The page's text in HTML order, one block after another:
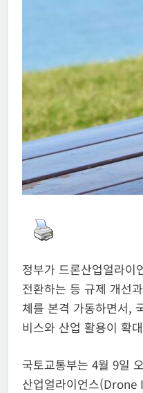
정부가 드론산업얼라이
전환하는 등 규제 개선
체를 본격 가동하면서,
비스와 산업 활용이 확
국토교통부는 4월 9일
산업얼라이언스